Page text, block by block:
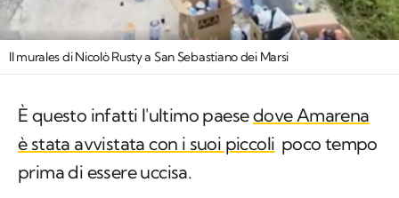
Il murales di Nicolò Rusty a San Sebastiano dei Marsi
È questo infatti l'ultimo paesedove Amarena
è stata avvistata con i suoi piccoli poco tempo
prima di essere uccisa.